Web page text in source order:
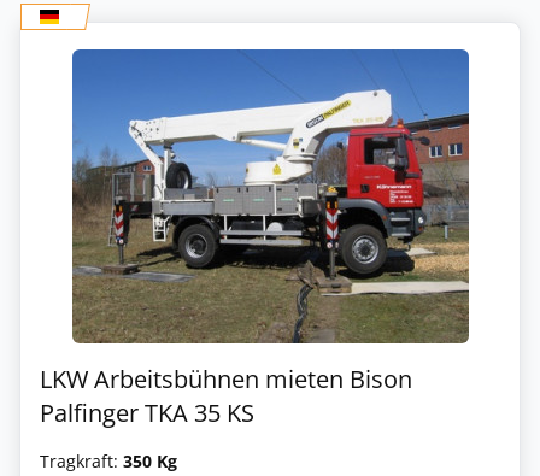
LKW Arbeitsbühnen mieten Bison
Palfinger TKA 35 KS
Tragkraft: 350 Kg